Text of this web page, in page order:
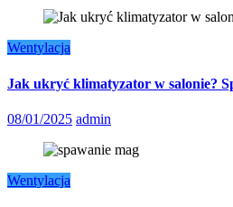
Wentylacja
Jak ukryć klimatyzator w salonie?
08/01/2025 admin
Wentylacja